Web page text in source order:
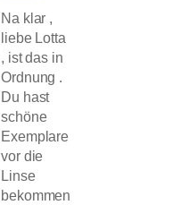
Na klar ,
liebe Lotta
, ist das in
Ordnung .
Du hast
schöne
Exemplare
vor die
Linse
bekommen